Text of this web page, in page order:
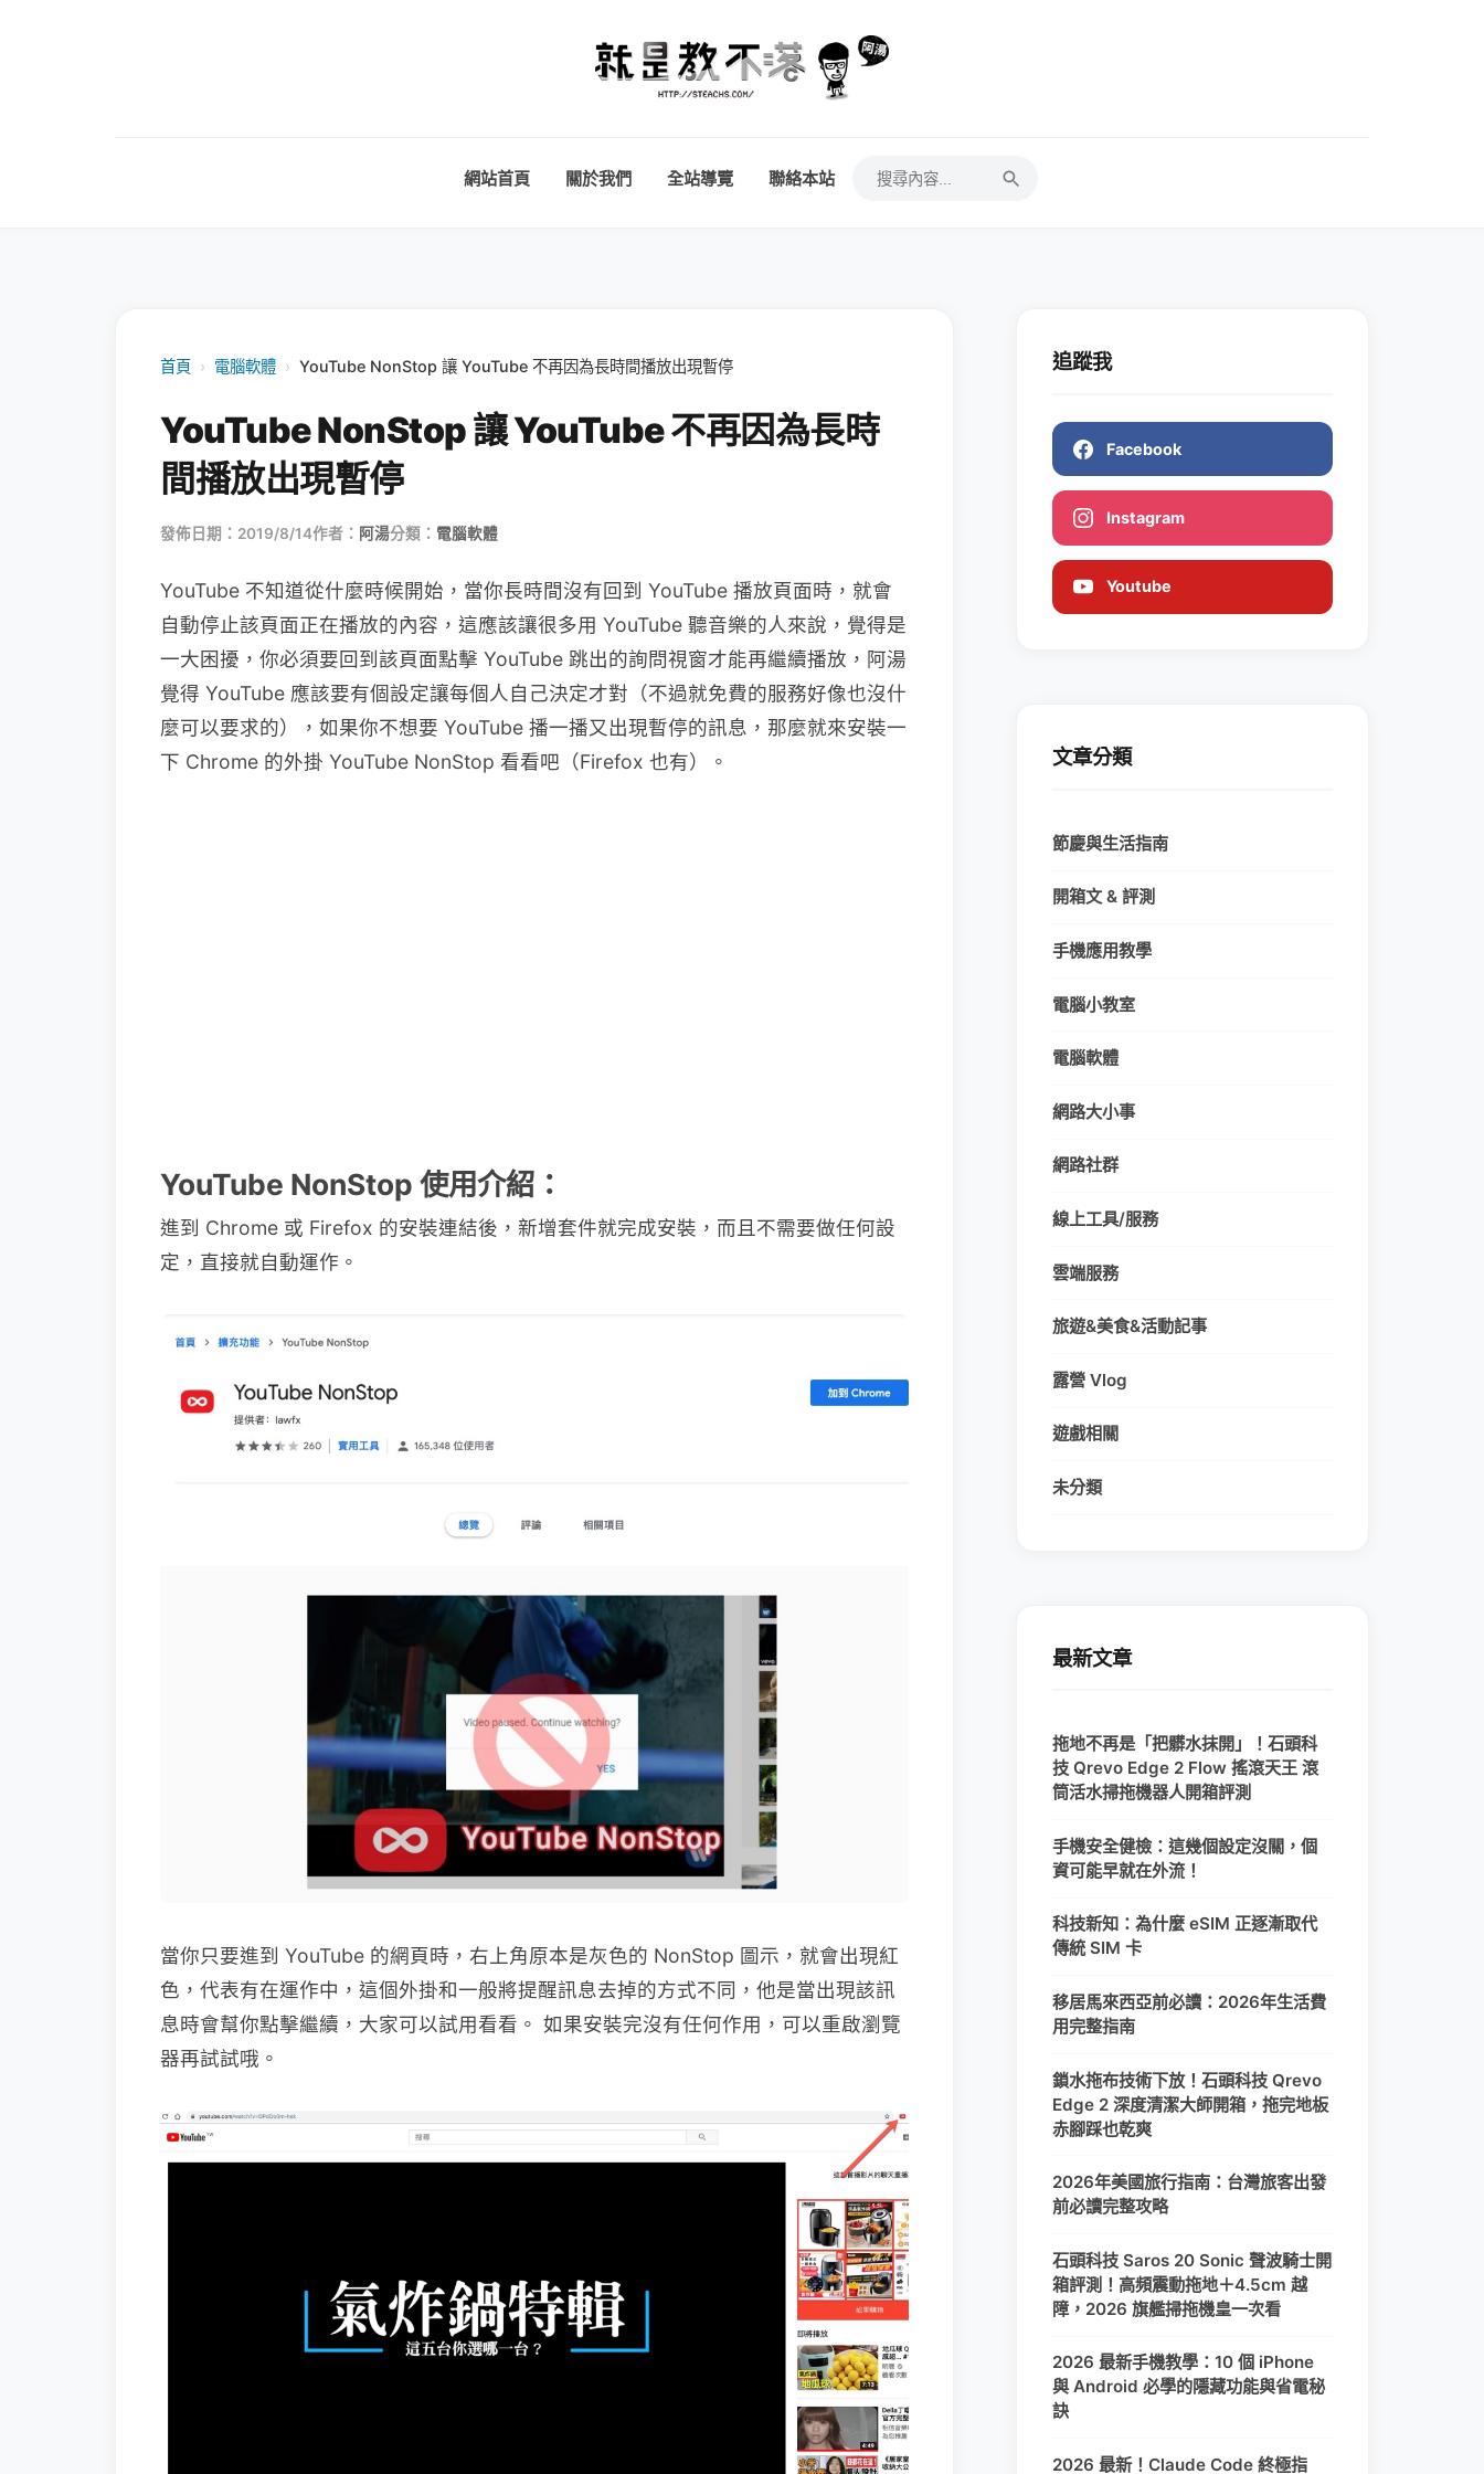
網站首頁 關於我們 全站導覽 聯絡本站
首頁 › 電腦軟體 › YouTube NonStop 讓 YouTube 不再因為長時間播放出現暫停
YouTube NonStop 讓 YouTube 不再因為長時
間播放出現暫停
發佈日期：2019/8/14作者： 阿湯分類： 電腦軟體
YouTube 不知道從什麼時候開始，當你長時間沒有回到 YouTube 播放頁面時，就會
自動停止該頁面正在播放的內容，這應該讓很多用 YouTube 聽音樂的人來說，覺得是
一大困擾，你必須要回到該頁面點擊 YouTube 跳出的詢問視窗才能再繼續播放，阿湯
覺得 YouTube 應該要有個設定讓每個人自己決定才對（不過就免費的服務好像也沒什
麼可以要求的），如果你不想要 YouTube 播一播又出現暫停的訊息，那麼就來安裝一
下 Chrome 的外掛 YouTube NonStop 看看吧（Firefox 也有）。
YouTube NonStop 使用介紹：
進到 Chrome 或 Firefox 的安裝連結後，新增套件就完成安裝，而且不需要做任何設
定，直接就自動運作。
當你只要進到 YouTube 的網頁時，右上角原本是灰色的 NonStop 圖示，就會出現紅
色，代表有在運作中，這個外掛和一般將提醒訊息去掉的方式不同，他是當出現該訊
息時會幫你點擊繼續，大家可以試用看看。 如果安裝完沒有任何作用，可以重啟瀏覽
器再試試哦。
追蹤我
Facebook
Instagram
Youtube
文章分類
節慶與生活指南
開箱文 & 評測
手機應用教學
電腦小教室
電腦軟體
網路大小事
網路社群
線上工具/服務
雲端服務
旅遊&美食&活動記事
露營 Vlog
遊戲相關
未分類
最新文章
拖地不再是「把髒水抹開」！石頭科
技 Qrevo Edge 2 Flow 搖滾天王 滾
筒活水掃拖機器人開箱評測
手機安全健檢：這幾個設定沒關，個
資可能早就在外流！
科技新知：為什麼 eSIM 正逐漸取代
傳統 SIM 卡
移居馬來西亞前必讀：2026年生活費
用完整指南
鎖水拖布技術下放！石頭科技 Qrevo
Edge 2 深度清潔大師開箱，拖完地板
赤腳踩也乾爽
2026年美國旅行指南：台灣旅客出發
前必讀完整攻略
石頭科技 Saros 20 Sonic 聲波騎士開
箱評測！高頻震動拖地＋4.5cm 越
障，2026 旗艦掃拖機皇一次看
2026 最新手機教學：10 個 iPhone
與 Android 必學的隱藏功能與省電秘
訣
2026 最新！Claude Code 終極指